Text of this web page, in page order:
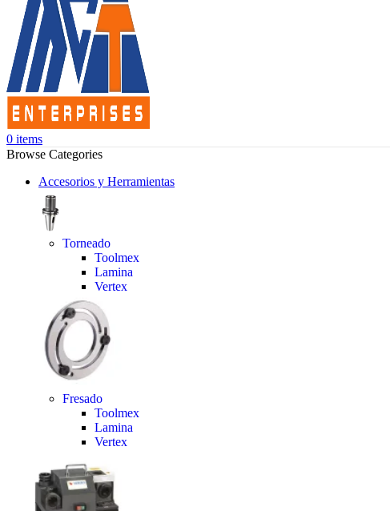
0 items
Browse Categories
Accesorios y Herramientas
Torneado
Toolmex
Lamina
Vertex
Fresado
Toolmex
Lamina
Vertex